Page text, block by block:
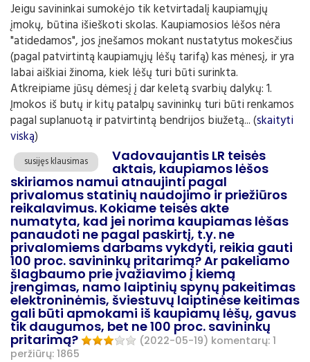
Jeigu savininkai sumokėjo tik ketvirtadalį kaupiamųjų
įmokų, būtina išieškoti skolas. Kaupiamosios lėšos nėra
"atidedamos", jos įnešamos mokant nustatytus mokesčius
(pagal patvirtintą kaupiamųjų lėšų tarifą) kas mėnesį, ir yra
labai aiškiai žinoma, kiek lėšų turi būti surinkta.
Atkreipiame jūsų dėmesį į dar keletą svarbių dalykų: 1.
Įmokos iš butų ir kitų patalpų savininkų turi būti renkamos
pagal suplanuotą ir patvirtintą bendrijos biužetą... (skaityti
viską)
susijęs klausimas Vadovaujantis LR teisės
aktais, kaupiamos lėšos
skiriamos namui atnaujinti pagal
privalomus statinių naudojimo ir priežiūros
reikalavimus. Kokiame teisės akte
numatyta, kad jei norima kaupiamas lėšas
panaudoti ne pagal paskirtį, t.y. ne
privalomiems darbams vykdyti, reikia gauti
100 proc. savininkų pritarimą? Ar pakeliamo
šlagbaumo prie įvažiavimo į kiemą
įrengimas, namo laiptinių spynų pakeitimas
elektroninėmis, šviestuvų laiptinėse keitimas
gali būti apmokami iš kaupiamų lėšų, gavus
tik daugumos, bet ne 100 proc. savininkų
pritarimą? (2022-05-19) komentarų: 1
peržiūrų: 1865